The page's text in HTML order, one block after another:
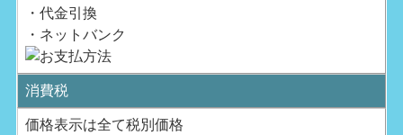
・代金引換
・ネットバンク
消費税
価格表示は全て税別価格